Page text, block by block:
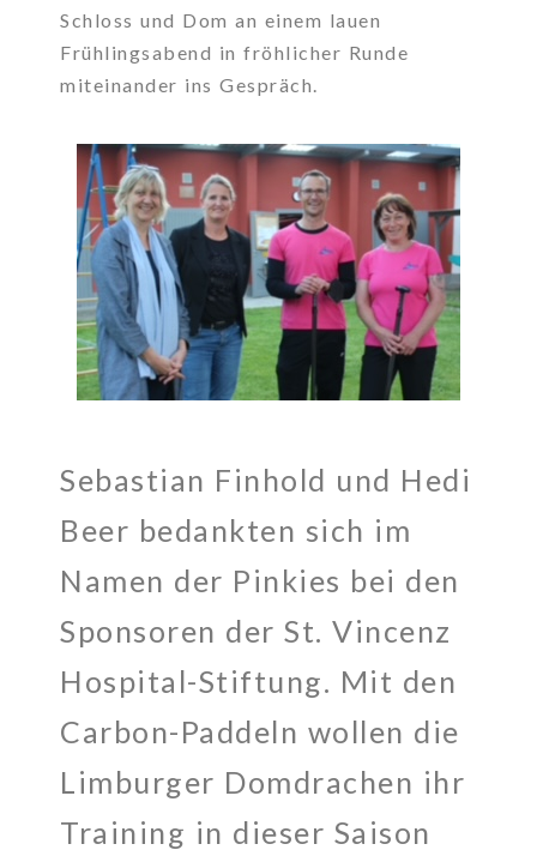
Schloss und Dom an einem lauen
Frühlingsabend in fröhlicher Runde
miteinander ins Gespräch.
Sebastian Finhold und Hedi
Beer bedankten sich im
Namen der Pinkies bei den
Sponsoren der St. Vincenz
Hospital-Stiftung. Mit den
Carbon-Paddeln wollen die
Limburger Domdrachen ihr
Training in dieser Saison